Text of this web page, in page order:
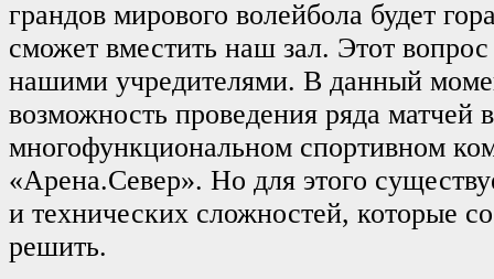
грандов мирового волейбола будет
сможет вместить наш зал. Этот
нашими учредителями. В данный
возможность проведения ряда матчей в
многофункциональном спортивном
«Арена.Север». Но для этого
и технических сложностей, которые
решить.